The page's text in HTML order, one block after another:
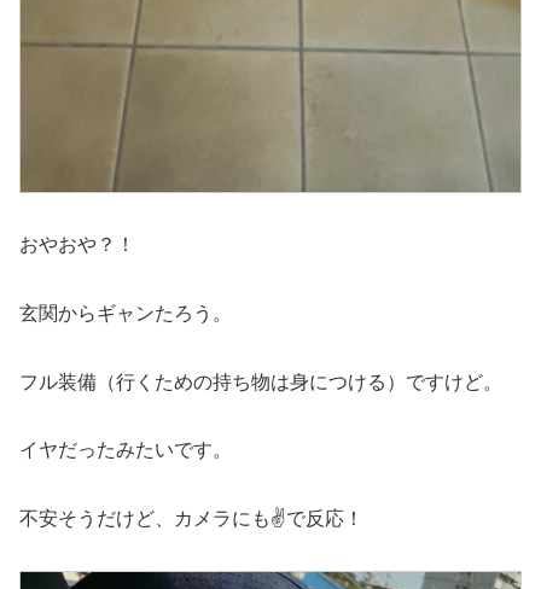
おやおや？！
玄関からギャンたろう。
フル装備（行くための持ち物は身につける）ですけど。
イヤだったみたいです。
不安そうだけど、カメラにも✌で反応！